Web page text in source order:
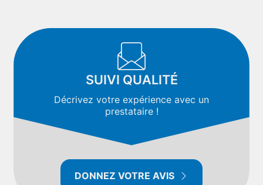
SUIVI QUALITÉ
Décrivez votre expérience avec un
prestataire !
DONNEZ VOTRE AVIS